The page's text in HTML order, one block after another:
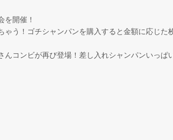
を開催！
う！ゴチシャンパンを購入すると金額に応じた
コンビが再び登場！差し入れシャンパンいっぱ